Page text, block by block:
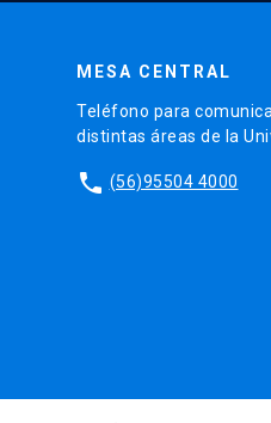
MESA CENTRAL
Teléfono para
distintas áreas de la
phone (56)95504 4000